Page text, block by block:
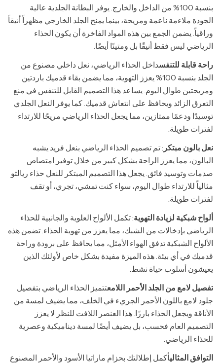
بنسبة 100% من الداخل والخارج. يوفر البطانة الجلدية عالية
الجودة ملاءمة ناعمة ومريحة، بينما يمنح الجلد الخارجي مظهراً أنيقاً
وراقياً. يضمن الجمع بين هذه المواد الفاخرة أن يكون الحذاء
الرياضي ليس فقط أنيقًا بل ومتينًا أيضًا.
راحة قابلة للتنفسداخل الحذاء الرياضي، نعل داخلي مصنوع من
الجلد بنسبة 100% يعزز التهوية، مما يضمن بقاء قدميك باردتين
ومريحتين طوال اليوم. يساعد هذا التصميم القابل للتنفس في منع
التعرق الزائد ويحافظ على انتعاش قدميك. كما يوفر النعل الجلدي
توسيدًا ودعمًا ممتازين، مما يجعل الحذاء الرياضي مريحًا للارتداء
لفترات طويلة.
نعل بالون مبتكر : تم تصميم الحذاء الرياضي بنعل فريد يشبه
البالون، مما يعزز الراحة بشكل كبير من خلال توفير امتصاص
صدمات وتوسيد فائق. يجعل هذا التصميم المبتكر للنعل حذاء ريالتو
مثالياً للارتداء طوال اليوم، سواء كنت تمشي، تجري، أو تقف
لفترات طويلة.
ألواح شبكية لزيادة التهوية: تكمل الألواح العلوية والجانبية للحذاء
الرياضي بإدخالات من الشبك، مما يعزز من تهوية الحذاء. تضمن هذه
الألواح الشبكية تدفق الهواء الأمثل، مما يحافظ على برودة وراحة
قدميك في أي بيئة. هذه الميزة مفيدة بشكل خاص لأولئك الذين
يعيشون أسلوب حياة نشط.
تفصيل لامع من الجلد الأحمر اللامعتتميز الحذاء الرياضي بتفصيل
جلود لامع باللون الأحمر الجريء في الخلف، مما يضيف لمسة من
الأناقة ويجعل الحذاء بارزًا. هذا العنصر اللافت للنظر لا يعزز
التصميم العام فحسب، بل يضيف أيضًا لمسة ديناميكية وعصرية
للحذاء الرياضي.
التوافق المثاليأكمل إطلالتك بحزام ماراتيا الأسود والأحمر المصنوع